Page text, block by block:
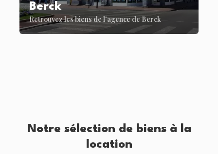
Berck
Retrouvez les biens de l'agence de Berck
Notre sélection de biens à la
location